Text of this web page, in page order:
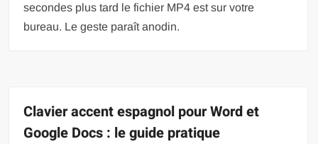
secondes plus tard le fichier MP4 est sur votre
bureau. Le geste paraît anodin.
Clavier accent espagnol pour Word et
Google Docs : le guide pratique